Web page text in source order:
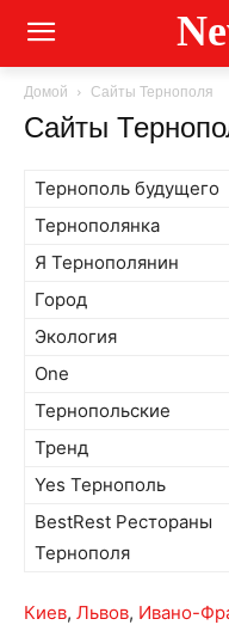
Домой Сайты Тернополя
Сайты
Тернополь будущего
Тернополянка
Я Тернополянин
Город
Экология
One
Тернопольские
Тренд
Yes Тернополь
BestRest Рестораны
Тернополя
Киев, Львов, Ивано-